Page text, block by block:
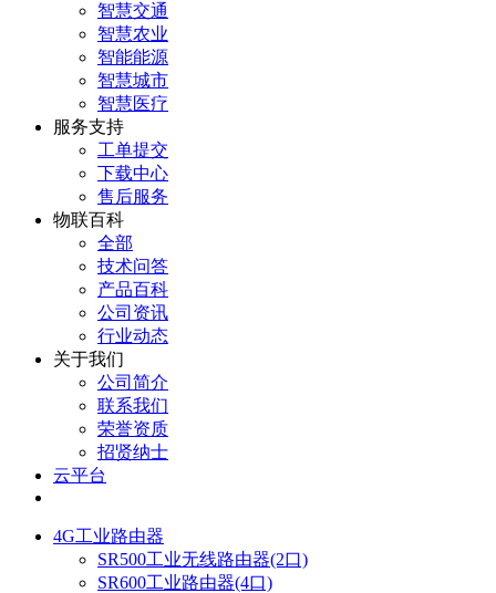
智慧交通
智慧农业
智能能源
智慧城市
智慧医疗
服务支持
工单提交
下载中心
售后服务
物联百科
全部
技术问答
产品百科
公司资讯
行业动态
关于我们
公司简介
联系我们
荣誉资质
招贤纳士
云平台
4G工业路由器
SR500工业无线路由器(2口)
SR600工业路由器(4口)